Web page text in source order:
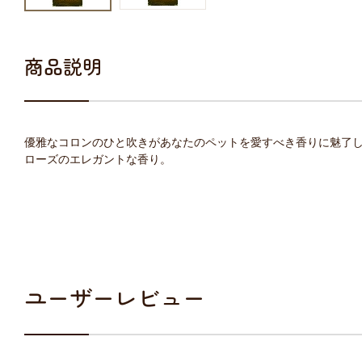
商品説明
優雅なコロンのひと吹きがあなたのペットを愛すべき香りに魅了
ローズのエレガントな香り。
ユーザーレビュー